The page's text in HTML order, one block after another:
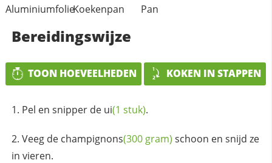
AluminiumfolieKoekenpan Pan
Bereidingswijze
TOON HOEVEELHEDEN KOKEN IN STAPPEN
Pel en snipper de ui(1 stuk).
Veeg de champignons(300 gram) schoon en snijd ze
in vieren.